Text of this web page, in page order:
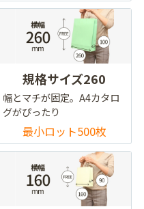
規格サイズ260
幅とマチが固定。A4カタロ
グがぴったり
最小ロット500枚